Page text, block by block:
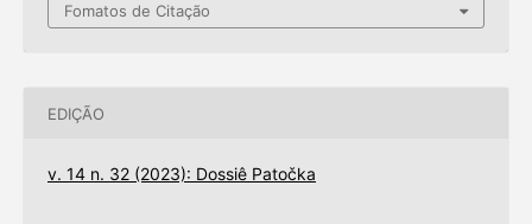
Fomatos de Citação
EDIÇÃO
v. 14 n. 32 (2023): Dossiê Patočka